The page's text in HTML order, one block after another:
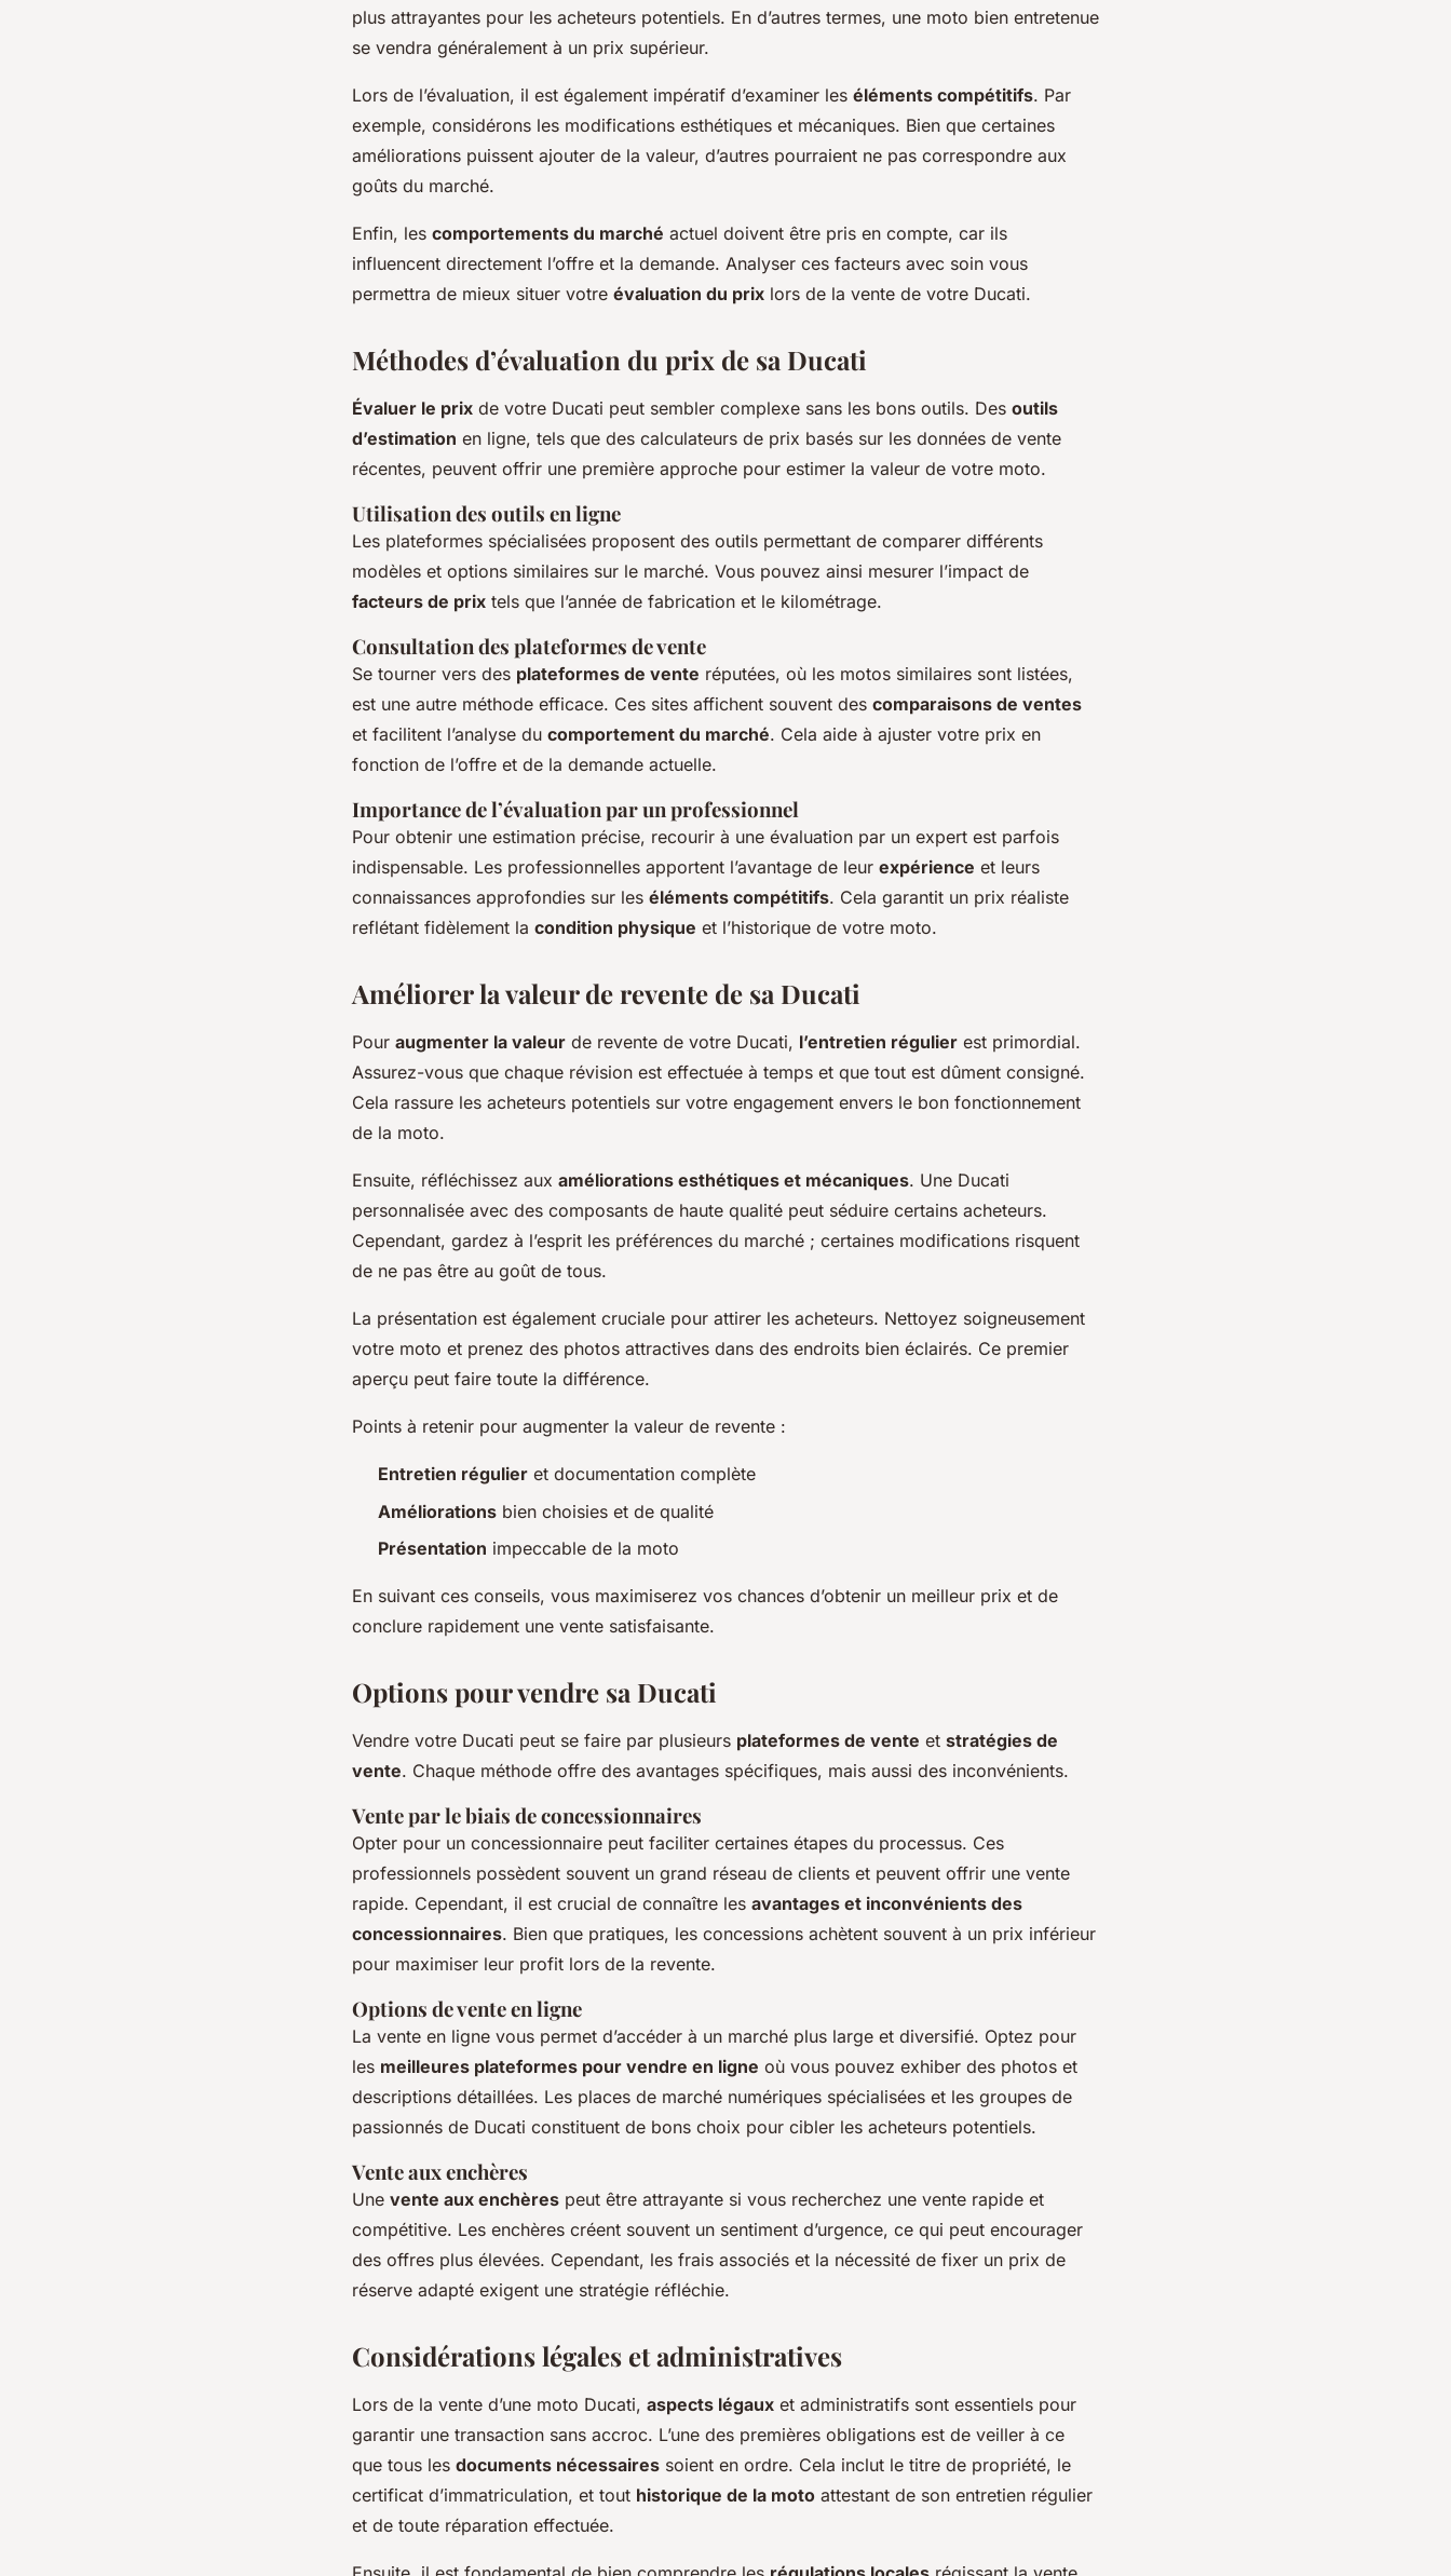
plus attrayantes pour les acheteurs potentiels. En d’autres termes, une moto bien entretenue
se vendra généralement à un prix supérieur.
Lors de l’évaluation, il est également impératif d’examiner les éléments compétitifs. Par
exemple, considérons les modifications esthétiques et mécaniques. Bien que certaines
améliorations puissent ajouter de la valeur, d’autres pourraient ne pas correspondre aux
goûts du marché.
Enfin, les comportements du marché actuel doivent être pris en compte, car ils
influencent directement l’offre et la demande. Analyser ces facteurs avec soin vous
permettra de mieux situer votre évaluation du prix lors de la vente de votre Ducati.
Méthodes d’évaluation du prix de sa Ducati
Évaluer le prix de votre Ducati peut sembler complexe sans les bons outils. Des outils
d’estimation en ligne, tels que des calculateurs de prix basés sur les données de vente
récentes, peuvent offrir une première approche pour estimer la valeur de votre moto.
Utilisation des outils en ligne
Les plateformes spécialisées proposent des outils permettant de comparer différents
modèles et options similaires sur le marché. Vous pouvez ainsi mesurer l’impact de
facteurs de prix tels que l’année de fabrication et le kilométrage.
Consultation des plateformes de vente
Se tourner vers des plateformes de vente réputées, où les motos similaires sont listées,
est une autre méthode efficace. Ces sites affichent souvent des comparaisons de ventes
et facilitent l’analyse du comportement du marché. Cela aide à ajuster votre prix en
fonction de l’offre et de la demande actuelle.
Importance de l’évaluation par un professionnel
Pour obtenir une estimation précise, recourir à une évaluation par un expert est parfois
indispensable. Les professionnelles apportent l’avantage de leur expérience et leurs
connaissances approfondies sur les éléments compétitifs. Cela garantit un prix réaliste
reflétant fidèlement la condition physique et l’historique de votre moto.
Améliorer la valeur de revente de sa Ducati
Pour augmenter la valeur de revente de votre Ducati, l’entretien régulier est primordial.
Assurez-vous que chaque révision est effectuée à temps et que tout est dûment consigné.
Cela rassure les acheteurs potentiels sur votre engagement envers le bon fonctionnement
de la moto.
Ensuite, réfléchissez aux améliorations esthétiques et mécaniques. Une Ducati
personnalisée avec des composants de haute qualité peut séduire certains acheteurs.
Cependant, gardez à l’esprit les préférences du marché ; certaines modifications risquent
de ne pas être au goût de tous.
La présentation est également cruciale pour attirer les acheteurs. Nettoyez soigneusement
votre moto et prenez des photos attractives dans des endroits bien éclairés. Ce premier
aperçu peut faire toute la différence.
Points à retenir pour augmenter la valeur de revente :
Entretien régulier et documentation complète
Améliorations bien choisies et de qualité
Présentation impeccable de la moto
En suivant ces conseils, vous maximiserez vos chances d’obtenir un meilleur prix et de
conclure rapidement une vente satisfaisante.
Options pour vendre sa Ducati
Vendre votre Ducati peut se faire par plusieurs plateformes de vente et stratégies de
vente. Chaque méthode offre des avantages spécifiques, mais aussi des inconvénients.
Vente par le biais de concessionnaires
Opter pour un concessionnaire peut faciliter certaines étapes du processus. Ces
professionnels possèdent souvent un grand réseau de clients et peuvent offrir une vente
rapide. Cependant, il est crucial de connaître les avantages et inconvénients des
concessionnaires. Bien que pratiques, les concessions achètent souvent à un prix inférieur
pour maximiser leur profit lors de la revente.
Options de vente en ligne
La vente en ligne vous permet d’accéder à un marché plus large et diversifié. Optez pour
les meilleures plateformes pour vendre en ligne où vous pouvez exhiber des photos et
descriptions détaillées. Les places de marché numériques spécialisées et les groupes de
passionnés de Ducati constituent de bons choix pour cibler les acheteurs potentiels.
Vente aux enchères
Une vente aux enchères peut être attrayante si vous recherchez une vente rapide et
compétitive. Les enchères créent souvent un sentiment d’urgence, ce qui peut encourager
des offres plus élevées. Cependant, les frais associés et la nécessité de fixer un prix de
réserve adapté exigent une stratégie réfléchie.
Considérations légales et administratives
Lors de la vente d’une moto Ducati, aspects légaux et administratifs sont essentiels pour
garantir une transaction sans accroc. L’une des premières obligations est de veiller à ce
que tous les documents nécessaires soient en ordre. Cela inclut le titre de propriété, le
certificat d’immatriculation, et tout historique de la moto attestant de son entretien régulier
et de toute réparation effectuée.